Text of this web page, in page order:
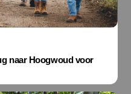
naar Hoogwoud voor